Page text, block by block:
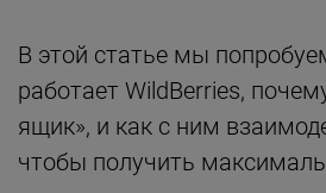
В этой статье мы
работает WildBerries,
ящик», и как с ним
чтобы получить